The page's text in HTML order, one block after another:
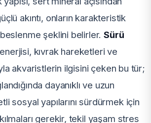
akıntı, onların karakteristik
beslenme şeklini belirler.Sürü
kıvrak hareketleri ve
akvaristlerin ilgisini çeken bu tür;
dayanıklı ve uzun
sosyal yapılarını sürdürmek için
gerekir, tekil yaşam stres